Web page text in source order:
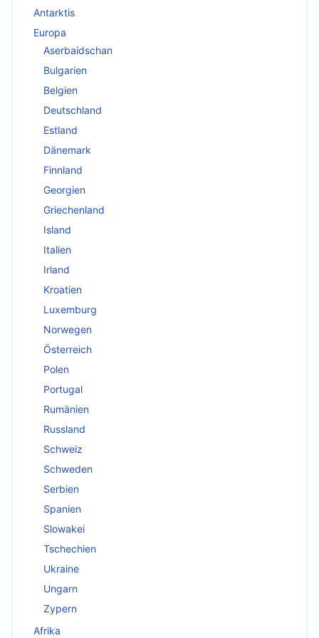
Antarktis
Europa
Aserbaidschan
Bulgarien
Belgien
Deutschland
Estland
Dänemark
Finnland
Georgien
Griechenland
Island
Italien
Irland
Kroatien
Luxemburg
Norwegen
Österreich
Polen
Portugal
Rumänien
Russland
Schweiz
Schweden
Serbien
Spanien
Slowakei
Tschechien
Ukraine
Ungarn
Zypern
Afrika